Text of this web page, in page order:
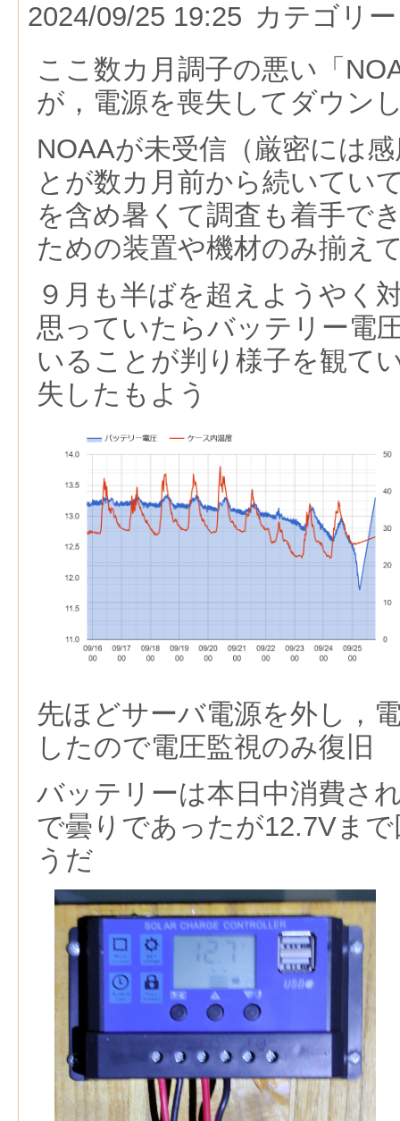
2024/09/25 19:25 カテゴリ
ここ数カ月調子の悪い「
が，電源を喪失してダウン
NOAAが未受信（厳密には
とが数カ月前から続いてい
を含め暑くて調査も着手で
ための装置や機材のみ揃え
９月も半ばを超えようやく
思っていたらバッテリー電
いることが判り様子を観て
失したもよう
先ほどサーバ電源を外し，
したので電圧監視のみ復旧
バッテリーは本日中消費さ
で曇りであったが12.7Vま
うだ